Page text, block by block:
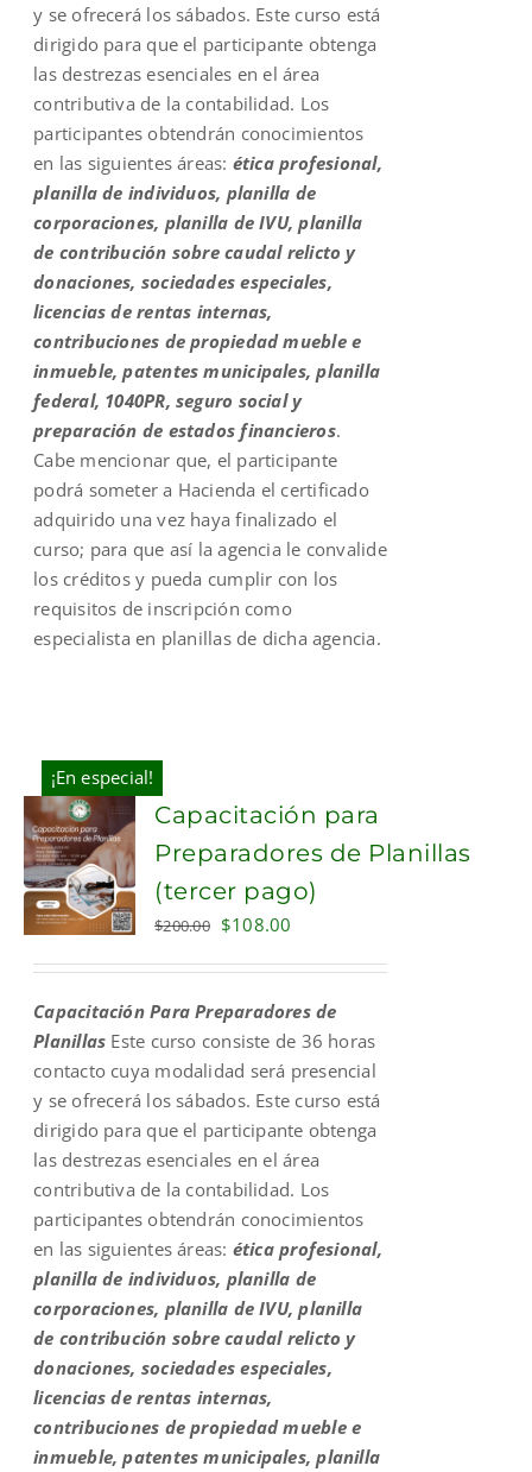
y se ofrecerá los sábados. Este curso está
dirigido para que el participante obtenga
las destrezas esenciales en el área
contributiva de la contabilidad. Los
participantes obtendrán conocimientos
en las siguientes áreas: ética profesional,
planilla de individuos, planilla de
corporaciones, planilla de IVU, planilla
de contribución sobre caudal relicto y
donaciones, sociedades especiales,
licencias de rentas internas,
contribuciones de propiedad mueble e
inmueble, patentes municipales, planilla
federal, 1040PR, seguro social y
preparación de estados financieros.
Cabe mencionar que, el participante
podrá someter a Hacienda el certificado
adquirido una vez haya finalizado el
curso; para que así la agencia le convalide
los créditos y pueda cumplir con los
requisitos de inscripción como
especialista en planillas de dicha agencia.
¡En especial!
ADD TO
CART
Capacitación para
Preparadores de Planillas
(tercer pago)
$200.00 Original
$200.00.
$108.00
$108.00.
Capacitación Para Preparadores de
Planillas Este curso consiste de 36 horas
contacto cuya modalidad será presencial
y se ofrecerá los sábados. Este curso está
dirigido para que el participante obtenga
las destrezas esenciales en el área
contributiva de la contabilidad. Los
participantes obtendrán conocimientos
en las siguientes áreas: ética profesional,
planilla de individuos, planilla de
corporaciones, planilla de IVU, planilla
de contribución sobre caudal relicto y
donaciones, sociedades especiales,
licencias de rentas internas,
contribuciones de propiedad mueble e
inmueble, patentes municipales, planilla